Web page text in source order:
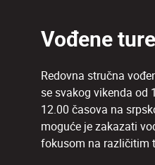
Vođene ture
Redovna stručna
se svakog vikenda od
12.00 časova na
moguće je zakazati
fokusom na različitim